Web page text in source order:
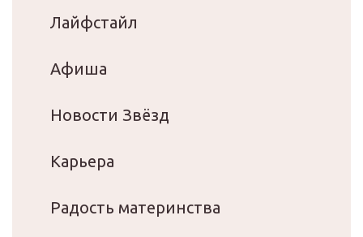
Лайфстайл
Афиша
Новости Звёзд
Карьера
Радость материнства